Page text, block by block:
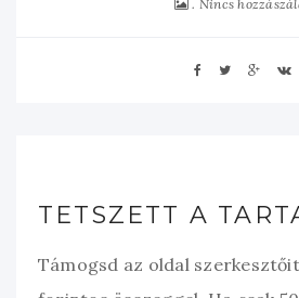
Nincs
TETSZETT A
Támogsd az oldal